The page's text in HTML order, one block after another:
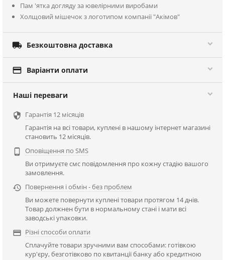
Пам 'ятка догляду за ювелірними виробами
Холщовий мішечок з логотипом компанії "Акімов"
 Безкоштовна доставка
 Варіанти оплати
Наші переваги
 Гарантія 12 місяців
Гарантія на всі товари, куплені в нашому інтернет магазині
становить 12 місяців.

Оповіщення по SMS
Ви отримуєте смс повідомлення про кожну стадію вашого
замовлення.
 Повернення і обмін - без проблем
Ви можете повернути куплені товари протягом 14 днів.
Товар должнен бути в нормальному стані і мати всі
заводські упаковки.
 Різні способи оплати
Сплачуйте товари зручними вам способами: готівкою
кур'єру, безготівково по квитанції банку або кредитною